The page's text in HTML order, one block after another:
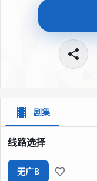
剧集
线路选择
无广B